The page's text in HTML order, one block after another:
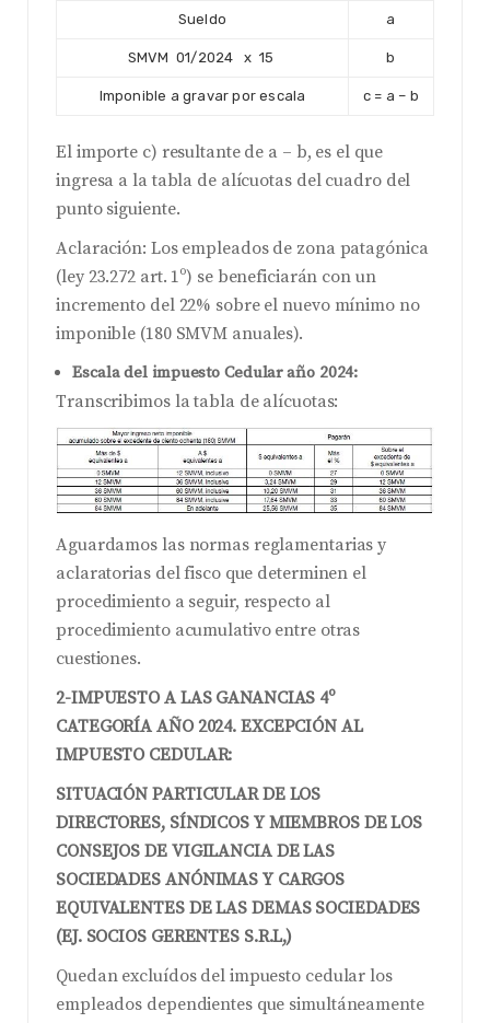
Sueldo a
SMVM 01/2024 x 15 b
Imponible a gravar por escala c = a – b
El importe c) resultante de a – b, es el que
ingresa a la tabla de alícuotas del cuadro del
punto siguiente.
Aclaración: Los empleados de zona patagónica
(ley 23.272 art. 1º) se beneficiarán con un
incremento del 22% sobre el nuevo mínimo no
imponible (180 SMVM anuales).
Escala del impuesto Cedular año 2024:
Transcribimos la tabla de alícuotas:
Aguardamos las normas reglamentarias y
aclaratorias del fisco que determinen el
procedimiento a seguir, respecto al
procedimiento acumulativo entre otras
cuestiones.
2-IMPUESTO A LAS GANANCIAS 4º
CATEGORÍA AÑO 2024. EXCEPCIÓN AL
IMPUESTO CEDULAR:
SITUACIÓN PARTICULAR DE LOS
DIRECTORES, SÍNDICOS Y MIEMBROS DE LOS
CONSEJOS DE VIGILANCIA DE LAS
SOCIEDADES ANÓNIMAS Y CARGOS
EQUIVALENTES DE LAS DEMAS SOCIEDADES
(EJ. SOCIOS GERENTES S.R.L,)
Quedan excluídos del impuesto cedular los
empleados dependientes que simultáneamente